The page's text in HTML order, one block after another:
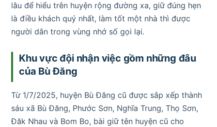
lâu để hiểu trên huyện rộng đường xa, giữ đúng hẹn
là điều khách quý nhất, làm tốt một nhà thì được
người dân trong vùng nhớ số gọi lại.
Khu vực đội nhận việc gồm những đâu
của Bù Đăng
Từ 1/7/2025, huyện Bù Đăng cũ được sắp xếp thành
sáu xã Bù Đăng, Phước Sơn, Nghĩa Trung, Thọ Sơn,
Đăk Nhau và Bom Bo, bài giữ tên huyện cũ cho